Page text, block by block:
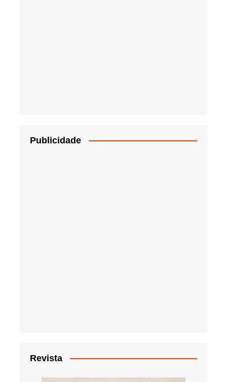
Publicidade
Revista